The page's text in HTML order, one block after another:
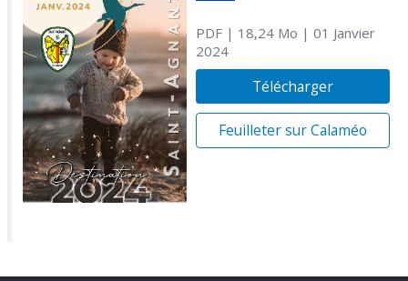
PDF| 18,24 Mo | 01 Janvier
2024
Télécharger
Feuilleter sur Calaméo